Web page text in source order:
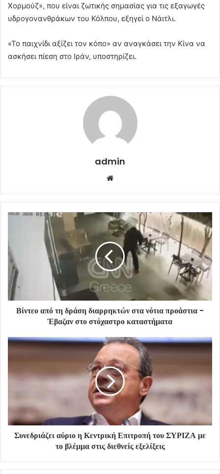
Χορμούζ», που είναι ζωτικής σημασίας για τις εξαγωγές
υδρογονανθράκων του Κόλπου, εξηγεί ο Νάιτλι.
«Το παιχνίδι αξίζει τον κόπο» αν αναγκάσει την Κίνα να
ασκήσει πίεση στο Ιράν, υποστηρίζει.
admin
Βίντεο από τη δράση διαρρηκτών στα νότια προάστια -
Έβαζαν στο στόχαστρο καταστήματα
Συνεδριάζει αύριο η Κεντρική Επιτροπή του ΣΥΡΙΖΑ με
το βλέμμα στις διεθνείς εξελίξεις